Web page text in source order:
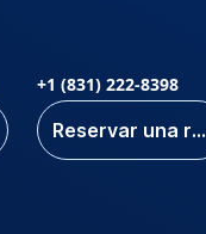
+1 (831) 222-8398
Reservar una reunión